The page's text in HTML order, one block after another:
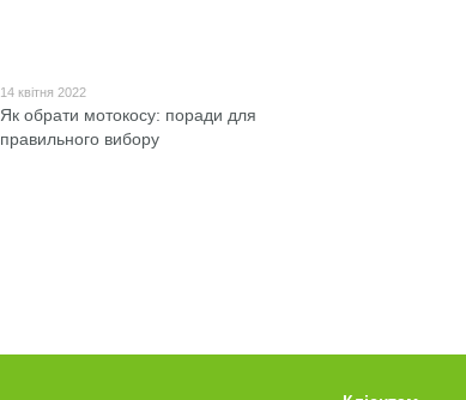
14 квітня 2022
Як обрати мотокосу: поради для
правильного вибору